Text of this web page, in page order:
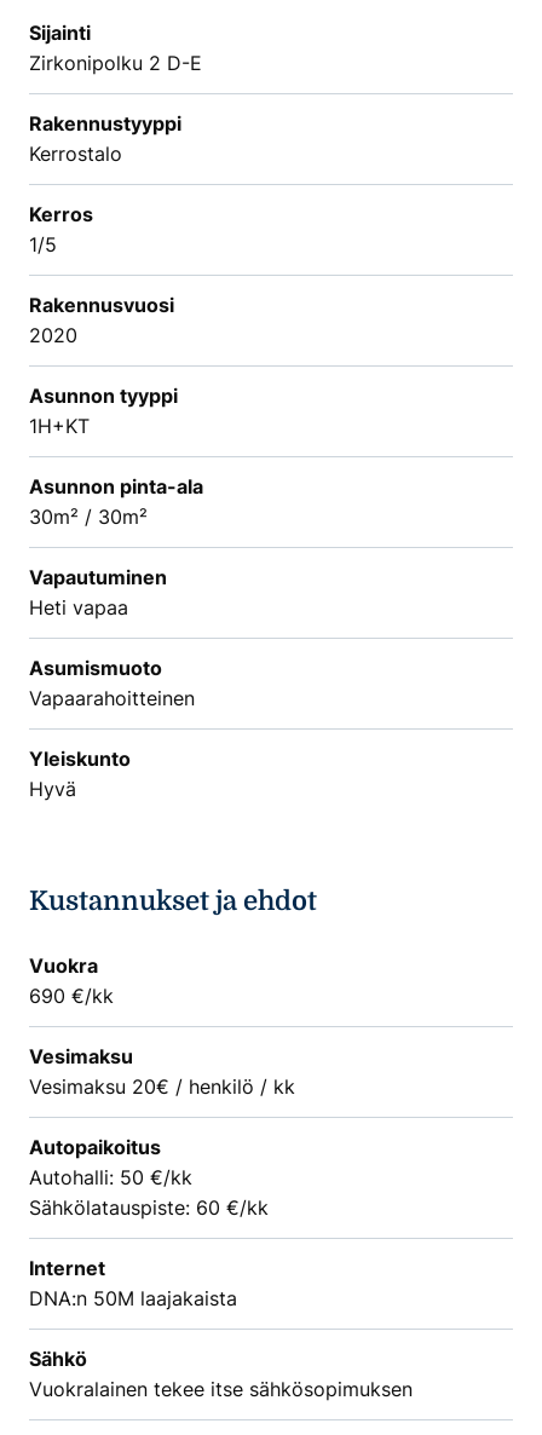
Sijainti
Zirkonipolku 2 D-E
Rakennustyyppi
Kerrostalo
Kerros
1/5
Rakennusvuosi
2020
Asunnon tyyppi
1H+KT
Asunnon pinta-ala
30m² / 30m²
Vapautuminen
Heti vapaa
Asumismuoto
Vapaarahoitteinen
Yleiskunto
Hyvä
Kustannukset ja ehdot
Vuokra
690 €/kk
Vesimaksu
Vesimaksu 20€ / henkilö / kk
Autopaikoitus
Autohalli: 50 €/kk
Sähkölatauspiste: 60 €/kk
Internet
DNA:n 50M laajakaista
Sähkö
Vuokralainen tekee itse sähkösopimuksen